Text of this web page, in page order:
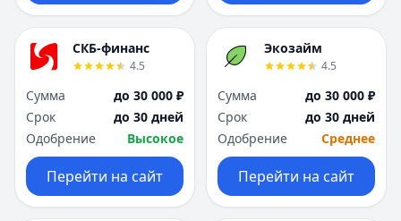
СКБ-финанс
4.5
Сумма
до 30 000 ₽
Срок
до 30 дней
Одобрение
Высокое
Перейти на сайт
Экозайм
4.5
Сумма
до 30 000 ₽
Срок
до 30 дней
Одобрение
Среднее
Перейти на сайт